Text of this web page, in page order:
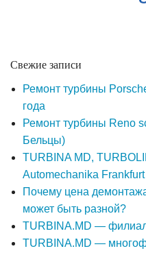
Свежие записи
Ремонт турбины
года
Ремонт турбины Reno
Бельцы)
TURBINA MD,
Automechanika
Почему цена
может быть разной?
TURBINA.MD —
TURBINA.MD —